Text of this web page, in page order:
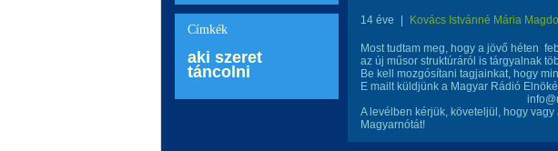
Címkék
aki szeret
táncolni
14 éve Kovács Istvánné Mária
Most tudtam meg, hogy a jövő héten
az új műsor struktúráról is tárgyalnak
Be kell mozgósítani tagjainkat, hogy
E mailt küldjünk a Magyar Rádió
A levélben kérjük, követeljül, hogy
Magyarnótát!